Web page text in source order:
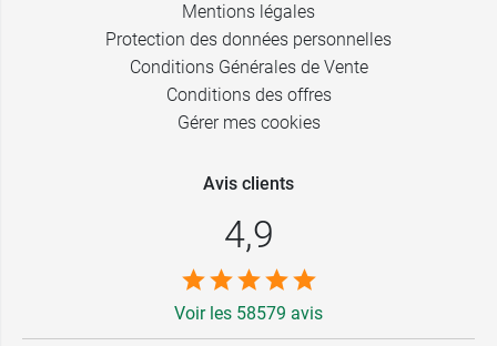
Mentions légales
Protection des données personnelles
Conditions Générales de Vente
Conditions des offres
Gérer mes cookies
Avis clients
4,9
Voir les 58579 avis